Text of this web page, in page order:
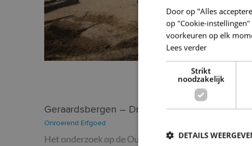
Geraardsbergen – Driepikkel
Onroerend Erfgoed
Het onderzoek op de Oudenberg te
Door op "Alles
op "Cookie-
voorkeuren op elk
Lees verder
Strikt
noodzakelijk
DETAILS